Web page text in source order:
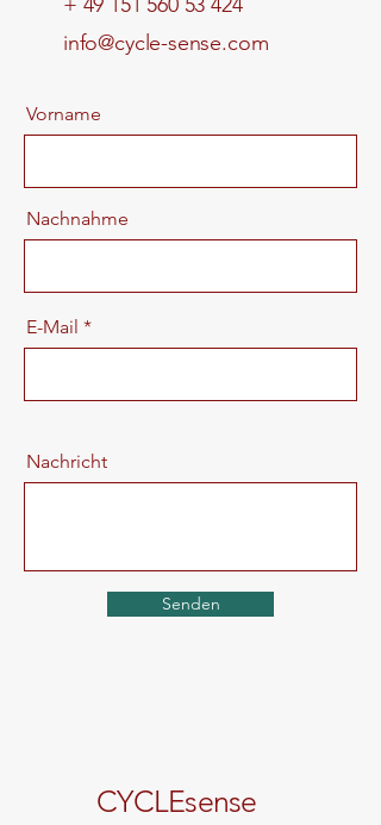
info@cycle-sense.com
Vorname
Nachnahme
E-Mail
Nachricht
Senden
CYCLEsense